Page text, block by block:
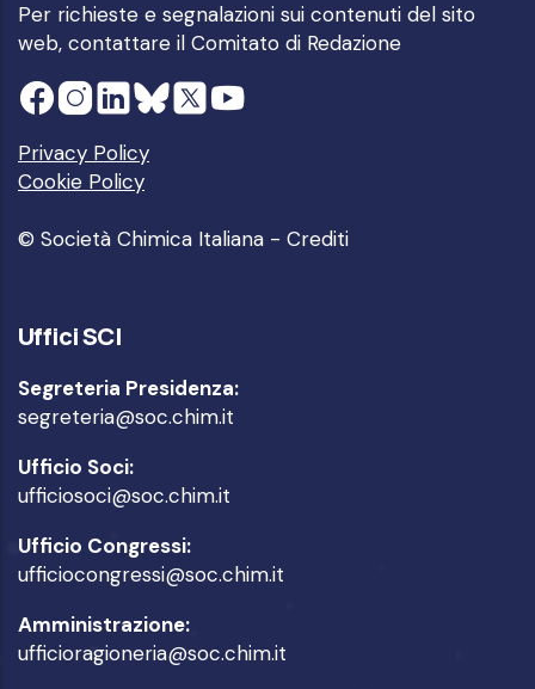
Per richieste e segnalazioni sui contenuti del sito
web, contattare il Comitato di Redazione
Privacy Policy
Cookie Policy
© Società Chimica Italiana - Crediti
Uffici SCI
Segreteria Presidenza:
segreteria@soc.chim.it
Ufficio Soci:
ufficiosoci@soc.chim.it
Ufficio Congressi:
ufficiocongressi@soc.chim.it
Amministrazione:
ufficioragioneria@soc.chim.it